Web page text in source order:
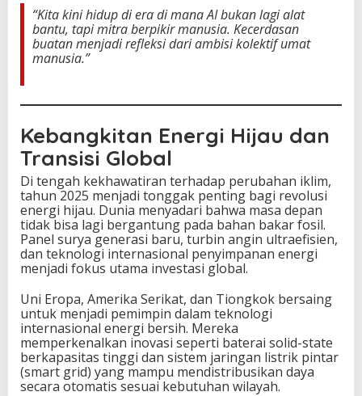
“Kita kini hidup di era di mana AI bukan lagi alat
bantu, tapi mitra berpikir manusia. Kecerdasan
buatan menjadi refleksi dari ambisi kolektif umat
manusia.”
Kebangkitan Energi Hijau dan
Transisi Global
Di tengah kekhawatiran terhadap perubahan iklim,
tahun 2025 menjadi tonggak penting bagi revolusi
energi hijau. Dunia menyadari bahwa masa depan
tidak bisa lagi bergantung pada bahan bakar fosil.
Panel surya generasi baru, turbin angin ultraefisien,
dan teknologi internasional penyimpanan energi
menjadi fokus utama investasi global.
Uni Eropa, Amerika Serikat, dan Tiongkok bersaing
untuk menjadi pemimpin dalam teknologi
internasional energi bersih. Mereka
memperkenalkan inovasi seperti baterai solid-state
berkapasitas tinggi dan sistem jaringan listrik pintar
(smart grid) yang mampu mendistribusikan daya
secara otomatis sesuai kebutuhan wilayah.